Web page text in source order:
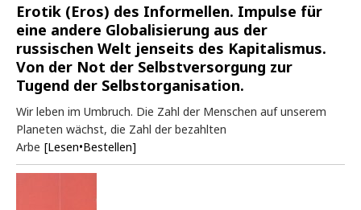
Erotik (Eros) des Informellen. Impulse für
eine andere Globalisierung aus der
russischen Welt jenseits des Kapitalismus.
Von der Not der Selbstversorgung zur
Tugend der Selbstorganisation.
Wir leben im Umbruch. Die Zahl der Menschen auf unserem
Planeten wächst, die Zahl der bezahlten
Arbe [Lesen•Bestellen]